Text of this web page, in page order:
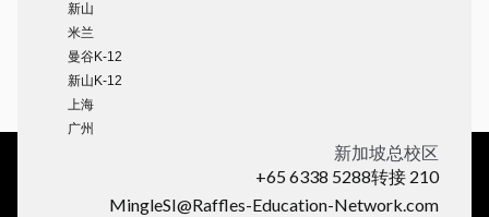
新山
米兰
曼谷K-12
新山K-12
上海
广州
新加坡总校区
+65 6338 5288转接 210
MingleSI@Raffles-Education-Network.com